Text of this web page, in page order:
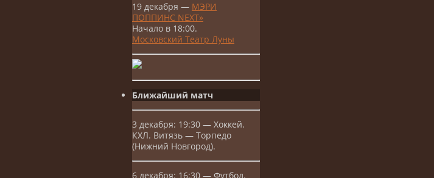
19 декабря — МЭРИ
ПОППИНС NEXT»
Начало в 18:00.
Московский Театр Луны
Ближайший матч
3 декабря: 19:30 — Хоккей.
КХЛ. Витязь — Торпедо
(Нижний Новгород).
6 декабря: 16:30 — Футбол.